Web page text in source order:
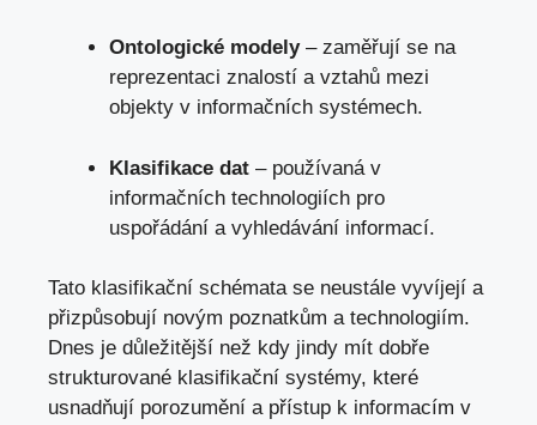
Ontologické modely– zaměřují se na​
reprezentaci znalostí a vztahů mezi
objekty v informačních systémech.
Klasifikace dat – používaná v
informačních ⁣technologiích pro
uspořádání ⁣a ​vyhledávání informací.
Tato klasifikační schémata se neustále vyvíjejí a
přizpůsobují novým poznatkům a technologiím.
Dnes je důležitější než kdy jindy mít dobře
strukturované klasifikační systémy, které
usnadňují‌ porozumění a přístup k informacím ⁣v